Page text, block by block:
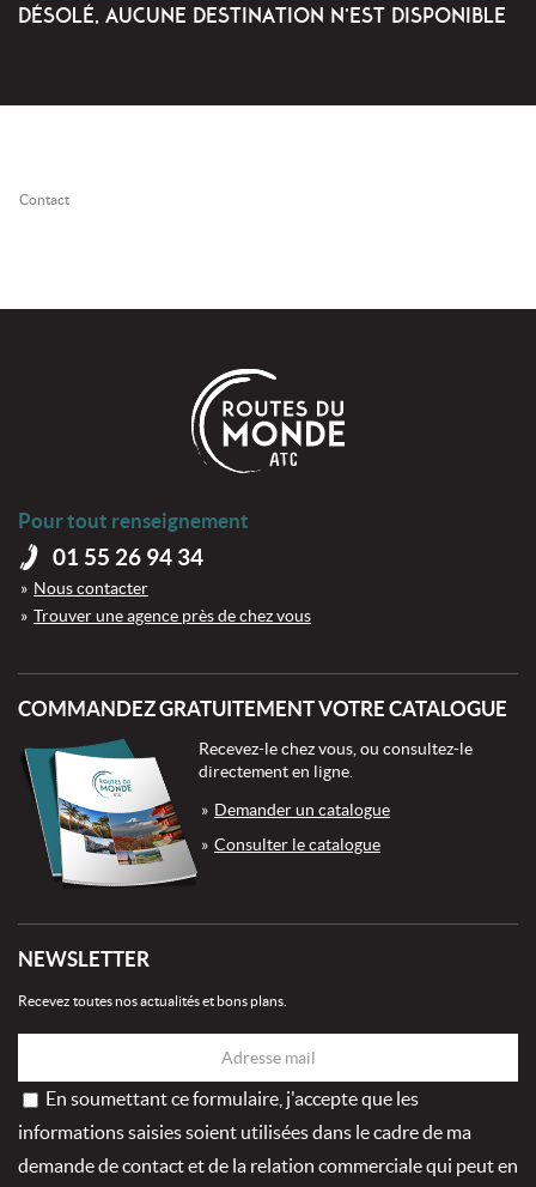
DÉSOLÉ, AUCUNE DESTINATION N’EST DISPONIBLE
Contact
Pour tout renseignement
01 55 26 94 34
Nous contacter
Trouver une agence près de chez vous
COMMANDEZ GRATUITEMENT VOTRE CATALOGUE
Recevez-le chez vous, ou consultez-le
directement en ligne.
Demander un catalogue
Consulter le catalogue
NEWSLETTER
Recevez toutes nos actualités et bons plans.
En soumettant ce formulaire, j'accepte que les
informations saisies soient utilisées dans le cadre de ma
demande de contact et de la relation commerciale qui peut en